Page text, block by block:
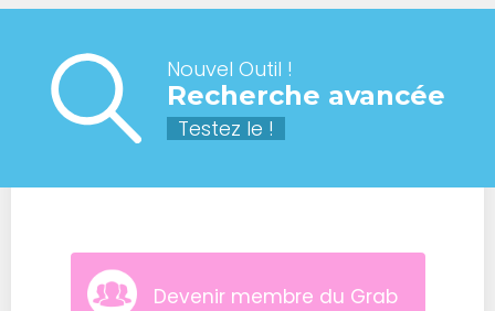
Nouvel Outil !
Recherche avancée
Testez le !
Devenir membre du Grab